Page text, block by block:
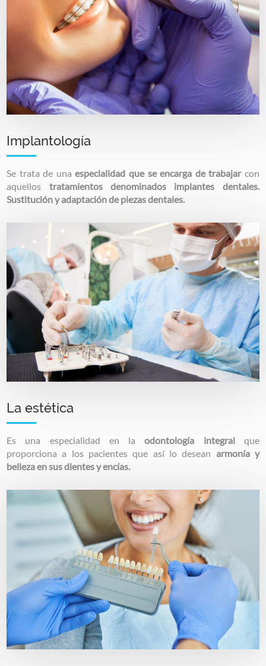
Implantología
Se trata de unaespecialidad que se encarga de trabajarcon
aquellos tratamientos denominados implantes dentales.
Sustitución y adaptación de piezas dentales.
Image
La estética
Es una especialidad en laodontología integral que
proporciona a los pacientes que así lo desean armonía y
belleza en sus dientes y encías.
Image